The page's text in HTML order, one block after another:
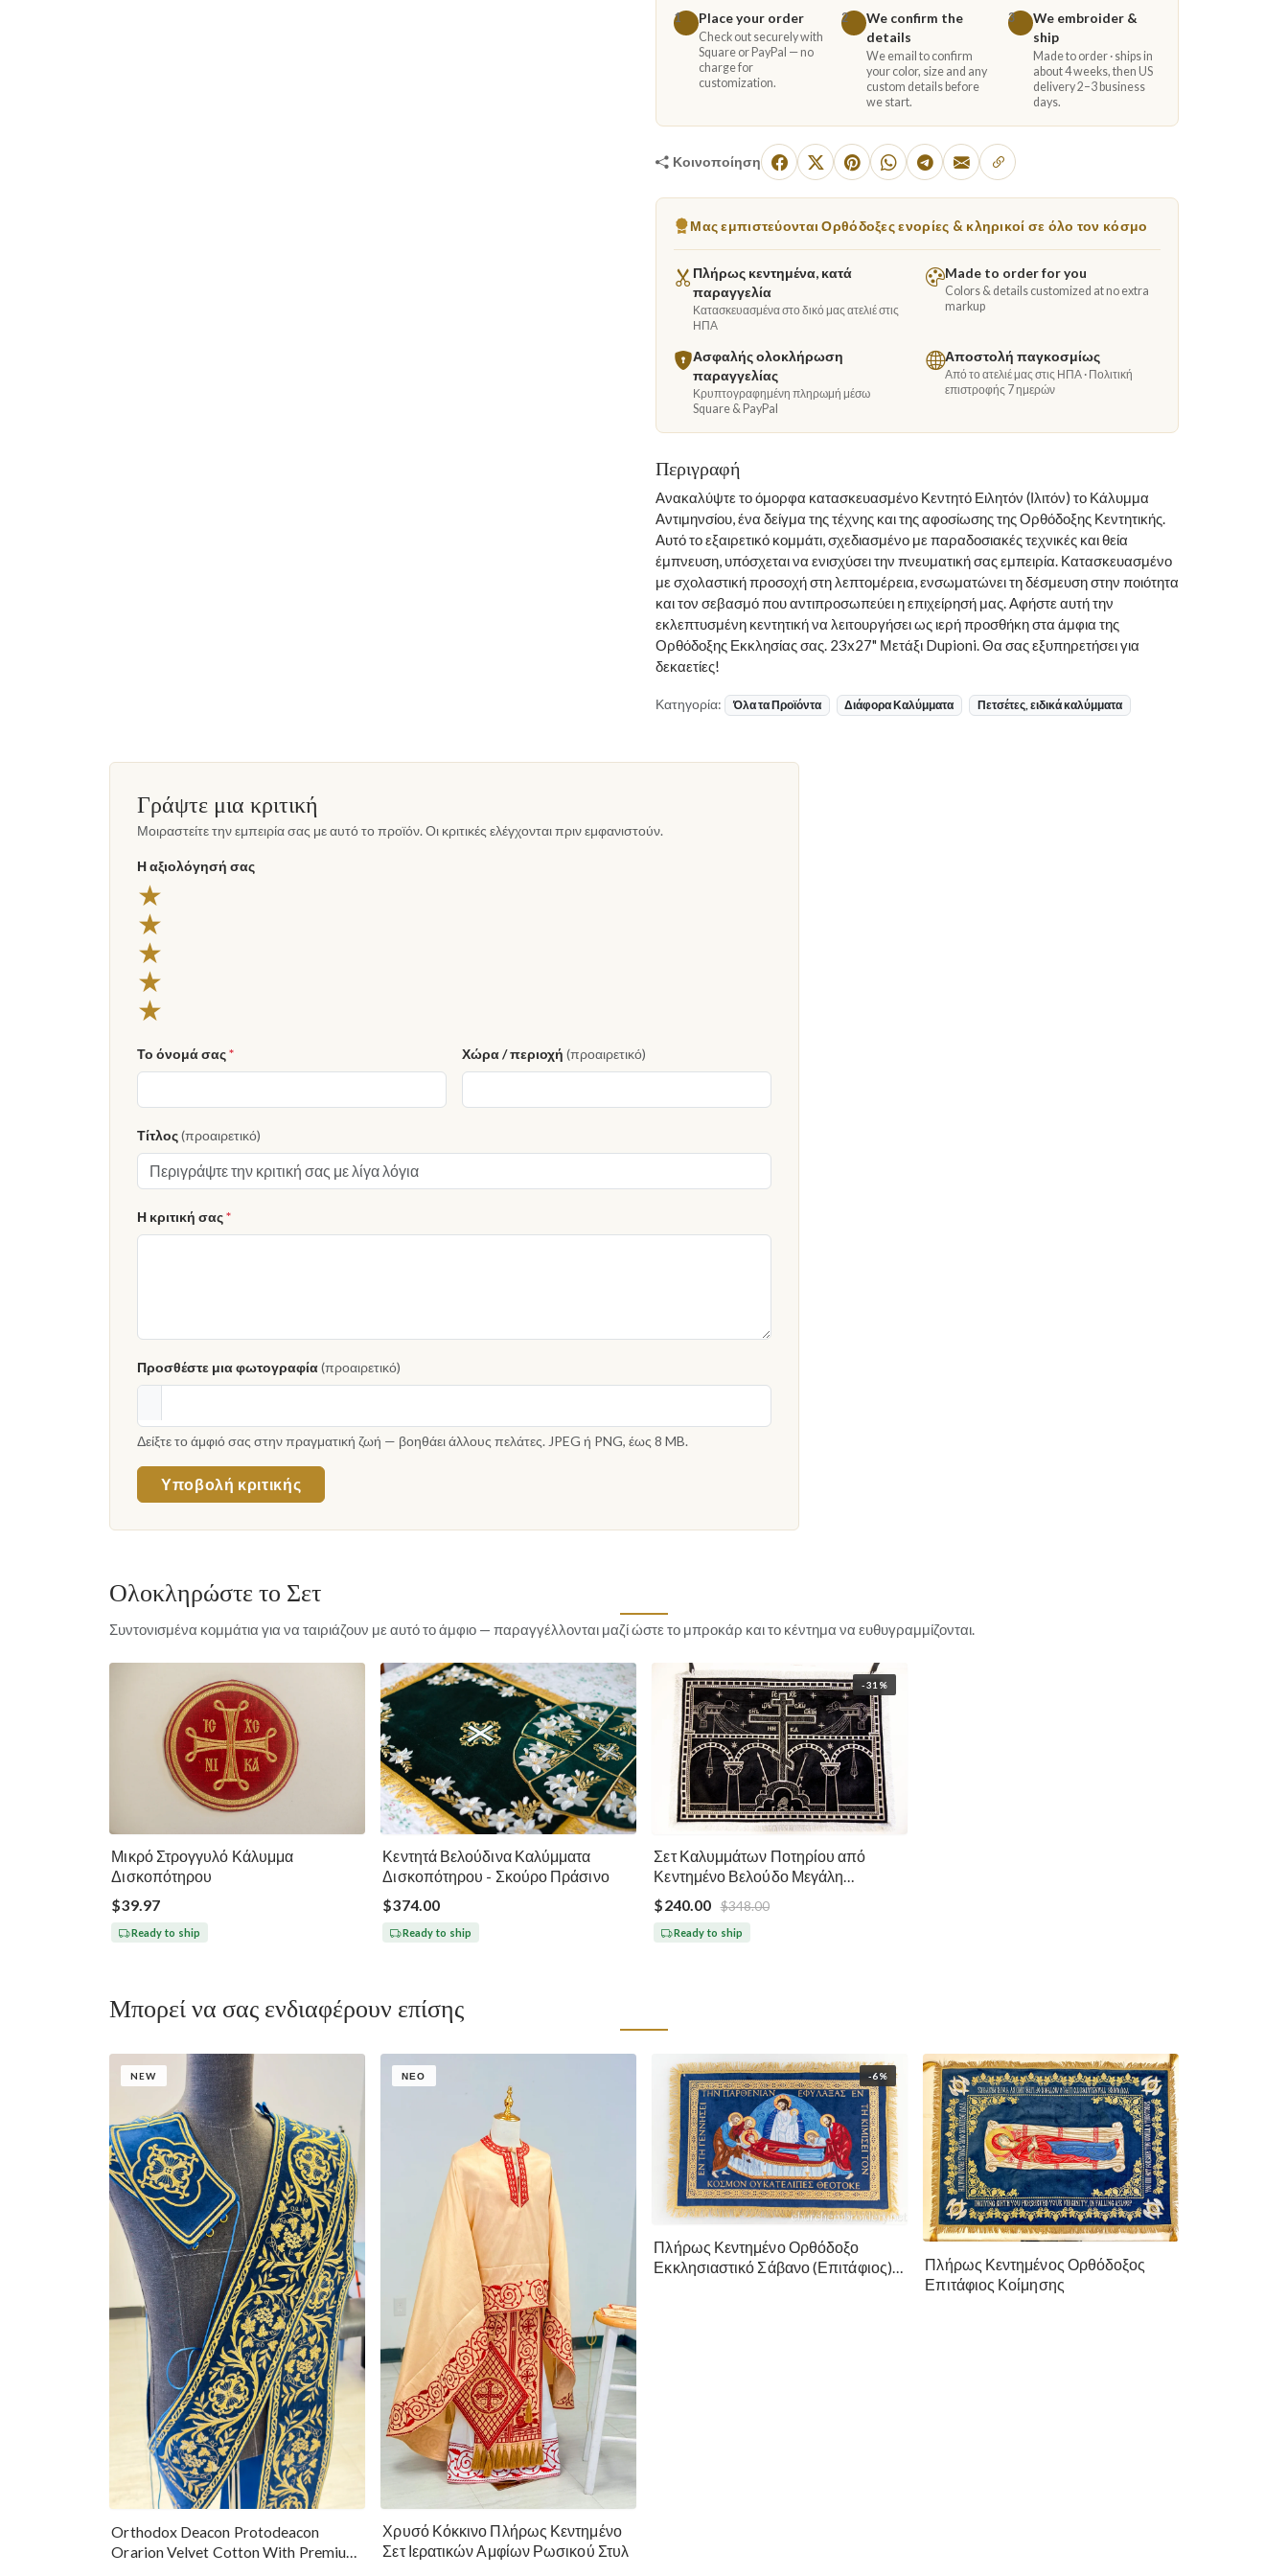
1 Place your order
Check out securely with
Square or PayPal — no
charge for
customization.
2
We confirm the
details
We email to confirm
your color, size and any
custom details before
we start.
3
We embroider &
ship
Made to order · ships in
about 4 weeks, then US
delivery 2–3 business
days.
Κοινοποίηση
Μας εμπιστεύονται Ορθόδοξες ενορίες & κληρικοί σε όλο τον κόσμο
Πλήρως κεντημένα, κατά
παραγγελία
Κατασκευασμένα στο δικό μας ατελιέ στις
ΗΠΑ
Made to order for you
Colors & details customized at no extra
markup
Ασφαλής ολοκλήρωση
παραγγελίας
Κρυπτογραφημένη πληρωμή μέσω
Square & PayPal
Αποστολή παγκοσμίως
Από το ατελιέ μας στις ΗΠΑ · Πολιτική
επιστροφής 7 ημερών
Περιγραφή
Ανακαλύψτε το όμορφα κατασκευασμένο Κεντητό Ειλητόν (Ιλιτόν) το Κάλυμμα
Αντιμηνσίου, ένα δείγμα της τέχνης και της αφοσίωσης της Ορθόδοξης Κεντητικής.
Αυτό το εξαιρετικό κομμάτι, σχεδιασμένο με παραδοσιακές τεχνικές και θεία
έμπνευση, υπόσχεται να ενισχύσει την πνευματική σας εμπειρία. Κατασκευασμένο
με σχολαστική προσοχή στη λεπτομέρεια, ενσωματώνει τη δέσμευση στην ποιότητα
και τον σεβασμό που αντιπροσωπεύει η επιχείρησή μας. Αφήστε αυτή την
εκλεπτυσμένη κεντητική να λειτουργήσει ως ιερή προσθήκη στα άμφια της
Ορθόδοξης Εκκλησίας σας. 23x27" Μετάξι Dupioni. Θα σας εξυπηρετήσει για
δεκαετίες!
Κατηγορία: Όλα τα Προϊόντα Διάφορα Καλύμματα Πετσέτες, ειδικά καλύμματα
Γράψτε μια κριτική
Μοιραστείτε την εμπειρία σας με αυτό το προϊόν. Οι κριτικές ελέγχονται πριν εμφανιστούν.
Η αξιολόγησή σας
★
★
★
★
★
Το όνομά σας* Χώρα / περιοχή (προαιρετικό)
Τίτλος(προαιρετικό)
Η κριτική σας*
Προσθέστε μια φωτογραφία(προαιρετικό)
Δείξτε το άμφιό σας στην πραγματική ζωή — βοηθάει άλλους πελάτες. JPEG ή PNG, έως 8 MB.
Υποβολή κριτικής
Ολοκληρώστε το Σετ
Συντονισμένα κομμάτια για να ταιριάζουν με αυτό το άμφιο — παραγγέλλονται μαζί ώστε το μπροκάρ και το κέντημα να ευθυγραμμίζονται.
Μικρό Στρογγυλό Κάλυμμα
Δισκοπότηρου
$39.97
Ready to ship
Κεντητά Βελούδινα Καλύμματα
Δισκοπότηρου - Σκούρο Πράσινο
$374.00
Ready to ship
-31%
Σετ Καλυμμάτων Ποτηρίου από
Κεντημένο Βελούδο Μεγάλη
Σαρακοστή - Μαύρο Ασημί Χρυσό
$240.00 $348.00
Ready to ship
Μπορεί να σας ενδιαφέρουν επίσης
NEW
Orthodox Deacon Protodeacon
Orarion Velvet Cotton With Premium
ΝΈΟ
Χρυσό Κόκκινο Πλήρως Κεντημένο
Σετ Ιερατικών Αμφίων Ρωσικού Στυλ
-6%
Πλήρως Κεντημένο Ορθόδοξο
Εκκλησιαστικό Σάβανο (Επιτάφιος)
Πλήρως Κεντημένος Ορθόδοξος
Επιτάφιος Κοίμησης